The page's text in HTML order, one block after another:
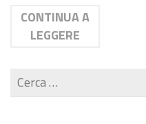
CONTINUA A
LEGGERE
Cerca
per: